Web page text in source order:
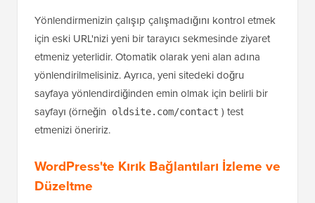
Yönlendirmenizin çalışıp çalışmadığını kontrol etmek
için eski URL'nizi yeni bir tarayıcı sekmesinde ziyaret
etmeniz yeterlidir. Otomatik olarak yeni alan adına
yönlendirilmelisiniz. Ayrıca, yeni sitedeki doğru
sayfaya yönlendirdiğinden emin olmak için belirli bir
sayfayı (örneğin
oldsite.com/contact ) test
etmenizi öneririz.
WordPress'te Kırık Bağlantıları İzleme ve
Düzeltme